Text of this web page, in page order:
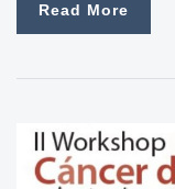
Read More